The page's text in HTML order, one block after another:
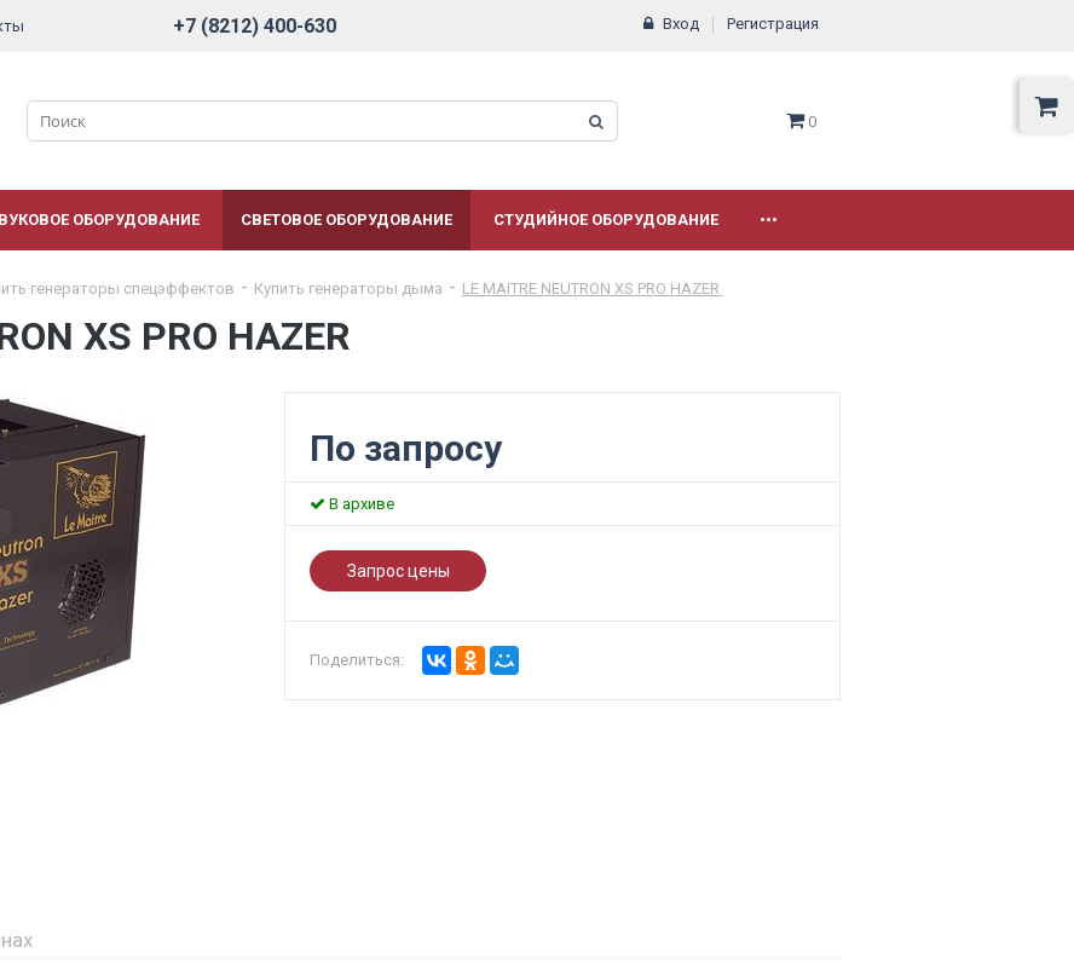
+7 (8212) 400-630 Вход Регистрация
0
ОБОРУДОВАНИЕ СВЕТОВОЕ ОБОРУДОВАНИЕ СТУДИЙНОЕ ОБОРУДОВАНИЕ •••
генераторы спецэффектов Купить генераторы дыма LE MAITRE NEUTRON XS PRO HAZER
XS PRO HAZER
По запросу
В архиве
Запрос цены
Поделиться: